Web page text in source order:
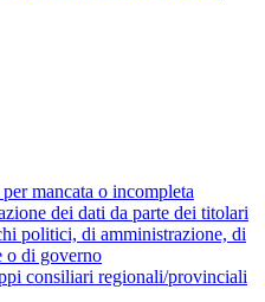
mancata o incompleta
dei dati da parte dei titolari
politici, di amministrazione, di
o di governo
consiliari regionali/provinciali